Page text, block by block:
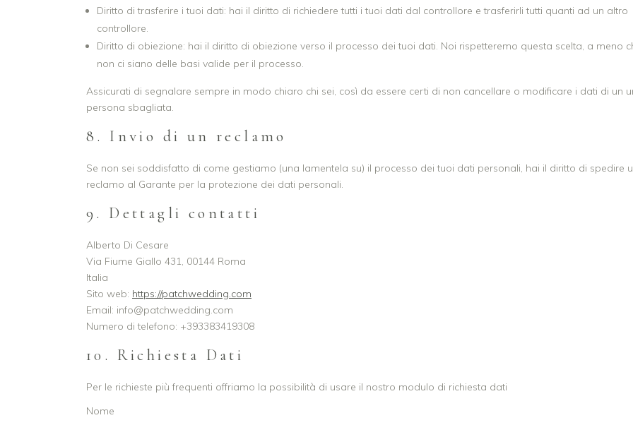
Diritto di trasferire i tuoi dati: hai il diritto di richiedere tutti i tuoi dati dal controllore e trasferirli tutti quanti ad un altro
controllore.
Diritto di obiezione: hai il diritto di obiezione verso il processo dei tuoi dati. Noi rispetteremo questa scelta, a meno
non ci siano delle basi valide per il processo.
Assicurati di segnalare sempre in modo chiaro chi sei, così da essere certi di non cancellare o modificare i dati di un
persona sbagliata.
8. Invio di un reclamo
Se non sei soddisfatto di come gestiamo (una lamentela su) il processo dei tuoi dati personali, hai il diritto di spedire
reclamo al Garante per la protezione dei dati personali.
9. Dettagli contatti
Alberto Di Cesare
Via Fiume Giallo 431, 00144 Roma
Italia
Sito web: https://patchwedding.com
Email: info@patchwedding.com
Numero di telefono: +393383419308
10. Richiesta Dati
Per le richieste più frequenti offriamo la possibilità di usare il nostro modulo di richiesta dati
Nome